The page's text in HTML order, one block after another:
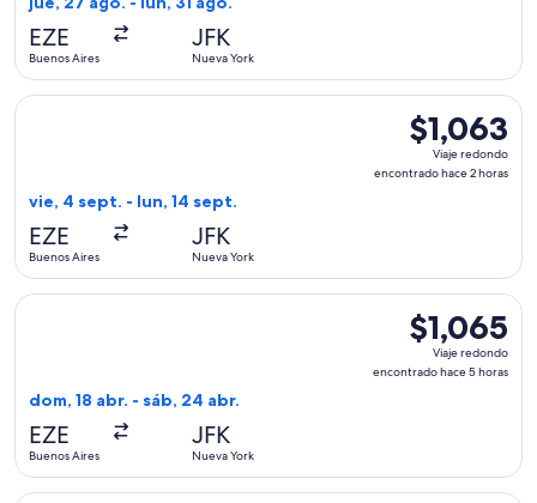
EZE
Buenos Aires
JFK
Nueva York
$1,063
Viaje
redondo,
$1,063
Viaje redondo
encontrado hace 2 horas
vie, 4 sept. - lun, 14 sept.
EZE
Buenos Aires
JFK
Nueva York
Seleccionar vuelo de Copa, con salida el vie, 4 sept. desde
$1,065
Viaje
redondo,
$1,065
Viaje redondo
encontrado hace 5 horas
dom, 18 abr. - sáb, 24 abr.
EZE
Buenos Aires
JFK
Nueva York
Seleccionar vuelo de Copa, con salida el dom, 18 abr.